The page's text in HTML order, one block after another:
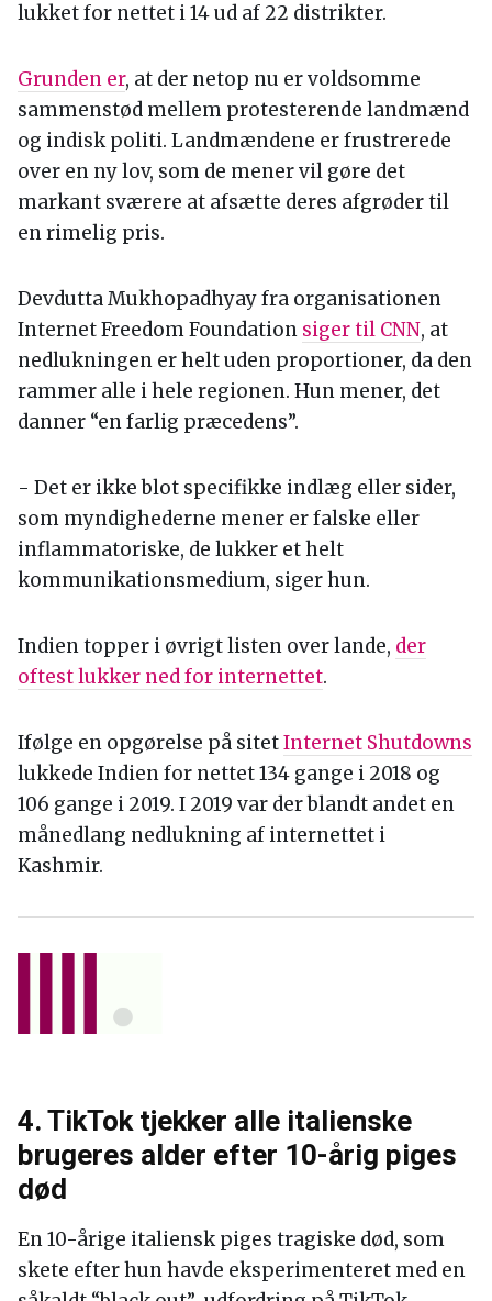
lukket for nettet i 14 ud af 22 distrikter.
Grunden er, at der netop nu er voldsomme
sammenstød mellem protesterende landmænd
og indisk politi. Landmændene er frustrerede
over en ny lov, som de mener vil gøre det
markant sværere at afsætte deres afgrøder til
en rimelig pris.
Devdutta Mukhopadhyay fra organisationen
Internet Freedom Foundation siger til CNN, at
nedlukningen er helt uden proportioner, da den
rammer alle i hele regionen. Hun mener, det
danner “en farlig præcedens”.
- Det er ikke blot specifikke indlæg eller sider,
som myndighederne mener er falske eller
inflammatoriske, de lukker et helt
kommunikationsmedium, siger hun.
Indien topper i øvrigt listen over lande, der
oftest lukker ned for internettet.
Ifølge en opgørelse på sitetInternet Shutdowns
lukkede Indien for nettet 134 gange i 2018 og
106 gange i 2019. I 2019 var der blandt andet en
månedlang nedlukning af internettet i
Kashmir.
4. TikTok tjekker alle italienske
brugeres alder efter 10-årig piges
død
En 10-årige italiensk piges tragiske død, som
skete efter hun havde eksperimenteret med en